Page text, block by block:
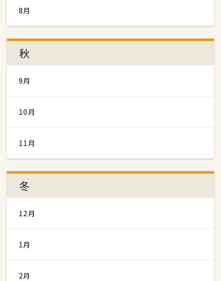
8月
秋
9月
10月
11月
冬
12月
1月
2月